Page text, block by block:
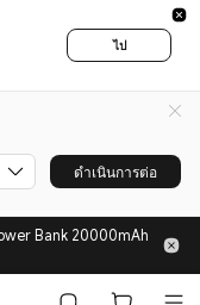
ไป
ดำเนินการต่อ
Bank 20000mAh